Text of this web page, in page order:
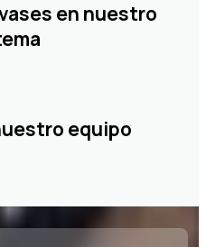
en nuestro
equipo